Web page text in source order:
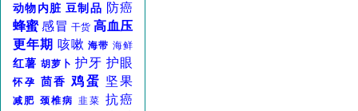
动物内脏 豆制品 防癌
蜂蜜 感冒 干货 高血压
更年期 咳嗽 海带 海鲜
红薯 胡萝卜 护牙 护眼
怀孕 茴香 鸡蛋 坚果
减肥 颈椎病 韭菜 抗癌